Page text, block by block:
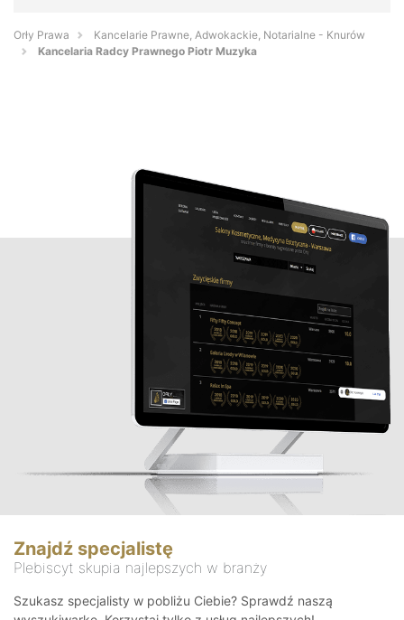
Orły Prawa
Kancelarie Prawne, Adwokackie, Notarialne - Knurów
Kancelaria Radcy Prawnego Piotr Muzyka
Znajdź specjalistę
Plebiscyt skupia najlepszych w branży
Szukasz specjalisty w pobliżu Ciebie? Sprawdź naszą